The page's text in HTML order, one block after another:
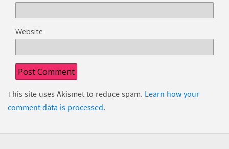
Website
This site uses Akismet to reduce spam. Learn how your
comment data is processed.